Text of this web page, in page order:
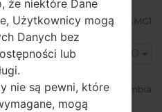
S6310LUBAMG1
COO
Colombia
że niektóre Dane
Użytkownicy mogą
Danych bez
lub
nie są pewni, które
mogą